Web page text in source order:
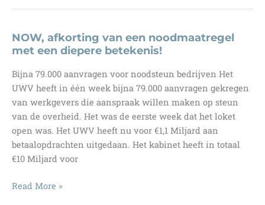
dan
vooral
niet!…
NOW, afkorting van een noodmaatregel
met een diepere betekenis!
Bijna 79.000 aanvragen voor noodsteun bedrijven Het
UWV heeft in één week bijna 79.000 aanvragen gekregen
van werkgevers die aanspraak willen maken op steun
van de overheid. Het was de eerste week dat het loket
open was. Het UWV heeft nu voor €1,1 Miljard aan
betaalopdrachten uitgedaan. Het kabinet heeft in totaal
€10 Miljard voor
NOW,
Read More »